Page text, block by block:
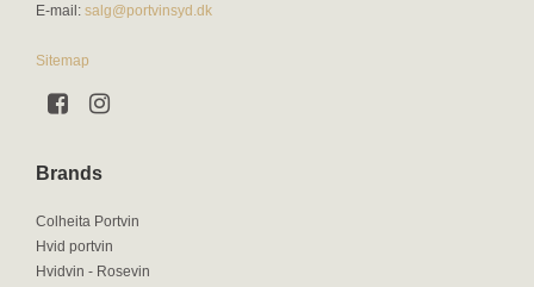
E-mail : salg@portvinsyd.dk
Sitemap
Brands
Colheita Portvin
Hvid portvin
Hvidvin - Rosevin